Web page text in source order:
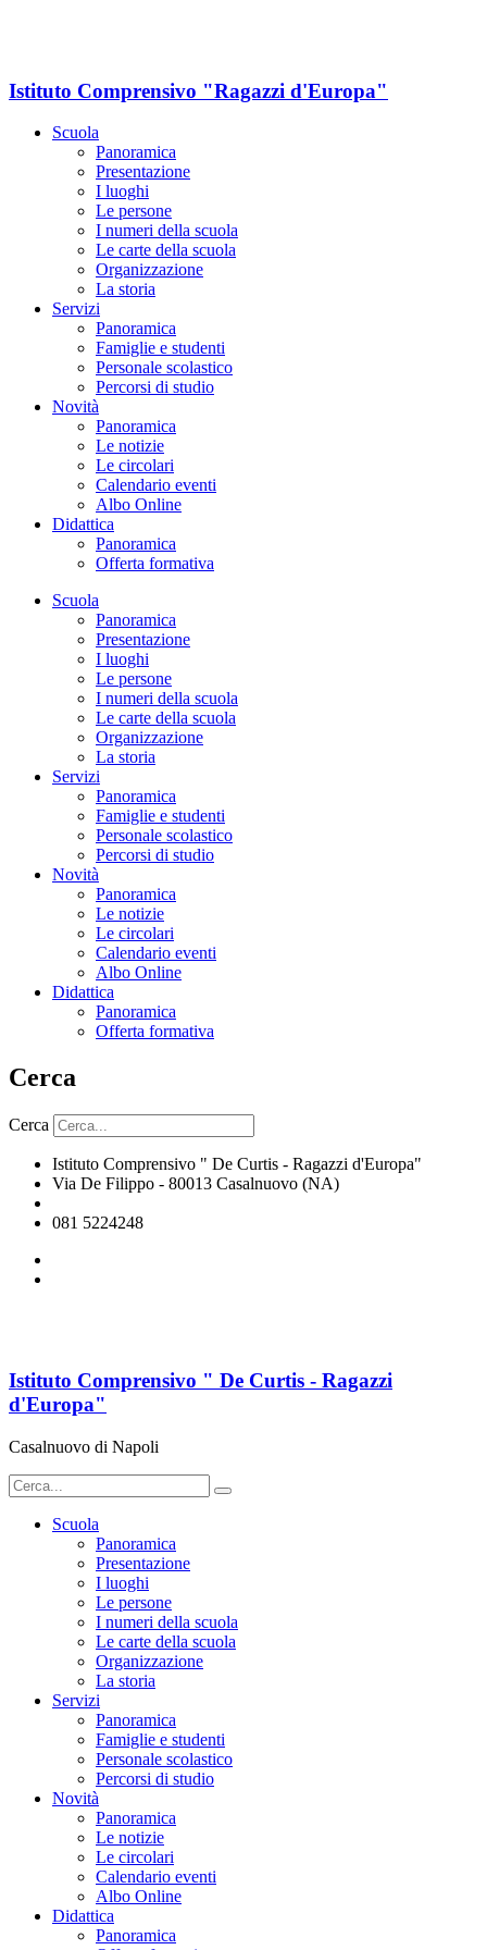
Istituto Comprensivo "Ragazzi d'Europa"
Scuola
Panoramica
Presentazione
I luoghi
Le persone
I numeri della scuola
Le carte della scuola
Organizzazione
La storia
Servizi
Panoramica
Famiglie e studenti
Personale scolastico
Percorsi di studio
Novità
Panoramica
Le notizie
Le circolari
Calendario eventi
Albo Online
Didattica
Panoramica
Offerta formativa
Scuola
Panoramica
Presentazione
I luoghi
Le persone
I numeri della scuola
Le carte della scuola
Organizzazione
La storia
Servizi
Panoramica
Famiglie e studenti
Personale scolastico
Percorsi di studio
Novità
Panoramica
Le notizie
Le circolari
Calendario eventi
Albo Online
Didattica
Panoramica
Offerta formativa
Cerca
Cerca
Istituto Comprensivo " De Curtis - Ragazzi d'Europa"
Via De Filippo - 80013 Casalnuovo (NA)
081 5224248
Istituto Comprensivo " De Curtis - Ragazzi
d'Europa"
Casalnuovo di Napoli
Scuola
Panoramica
Presentazione
I luoghi
Le persone
I numeri della scuola
Le carte della scuola
Organizzazione
La storia
Servizi
Panoramica
Famiglie e studenti
Personale scolastico
Percorsi di studio
Novità
Panoramica
Le notizie
Le circolari
Calendario eventi
Albo Online
Didattica
Panoramica